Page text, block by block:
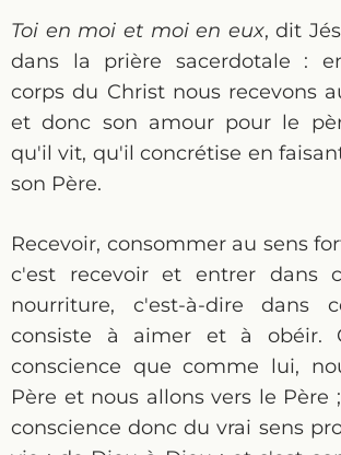
Toi en moi et moi en eux, dit
dans la prière sacerdotale :
corps du Christ nous recevons
et donc son amour pour le
qu'il vit, qu'il concrétise en
son Père.
Recevoir, consommer au sens
c'est recevoir et entrer dans
nourriture, c'est-à-dire dans
consiste à aimer et à obéir.
conscience que comme lui,
Père et nous allons vers le Père
conscience donc du vrai sens